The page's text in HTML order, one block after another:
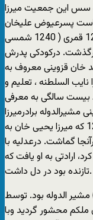
سس این جمعیت میرزا
است پسرعیوض علیخان
پسرمحمد خان پسرفتحعلی خان . درسال 1278 قمری ( 1240 شمسی
1318 شمسی ) درگذشت. درکودکی پدرش
خان قزوینی معروف به
السلطنه ، تعلیم و
بیست سالگی به معرفی
برادرمیرزا
حسینخان سپهسالار پیوست ودرسال 1299 که میرزا یحیی خان به
گماشت. درعدلیه با
ارادتی به او یافت که
تازنده بود در دل داشت.
الدوله بود. توسط
ملکم محشور گردید وبا